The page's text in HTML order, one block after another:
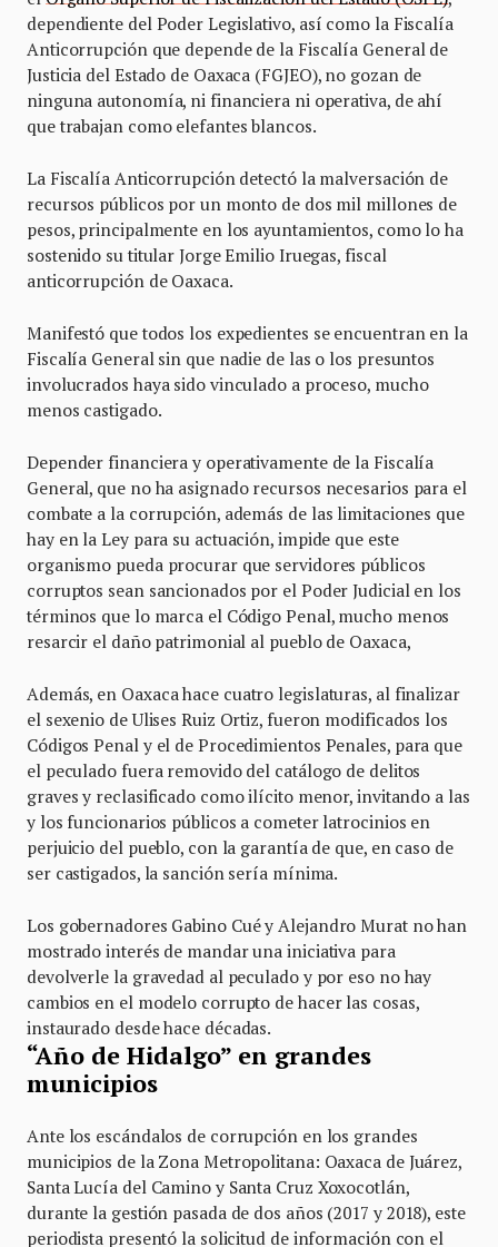
dependiente del Poder Legislativo, así como la Fiscalía
Anticorrupción que depende de la Fiscalía General de
Justicia del Estado de Oaxaca (FGJEO), no gozan de
ninguna autonomía, ni financiera ni operativa, de ahí
que trabajan como elefantes blancos.
La Fiscalía Anticorrupción detectó la malversación de
recursos públicos por un monto de dos mil millones de
pesos, principalmente en los ayuntamientos, como lo ha
sostenido su titular Jorge Emilio Iruegas, fiscal
anticorrupción de Oaxaca.
Manifestó que todos los expedientes se encuentran en la
Fiscalía General sin que nadie de las o los presuntos
involucrados haya sido vinculado a proceso, mucho
menos castigado.
Depender financiera y operativamente de la Fiscalía
General, que no ha asignado recursos necesarios para el
combate a la corrupción, además de las limitaciones que
hay en la Ley para su actuación, impide que este
organismo pueda procurar que servidores públicos
corruptos sean sancionados por el Poder Judicial en los
términos que lo marca el Código Penal, mucho menos
resarcir el daño patrimonial al pueblo de Oaxaca,
Además, en Oaxaca hace cuatro legislaturas, al finalizar
el sexenio de Ulises Ruiz Ortiz, fueron modificados los
Códigos Penal y el de Procedimientos Penales, para que
el peculado fuera removido del catálogo de delitos
graves y reclasificado como ilícito menor, invitando a las
y los funcionarios públicos a cometer latrocinios en
perjuicio del pueblo, con la garantía de que, en caso de
ser castigados, la sanción sería mínima.
Los gobernadores Gabino Cué y Alejandro Murat no han
mostrado interés de mandar una iniciativa para
devolverle la gravedad al peculado y por eso no hay
cambios en el modelo corrupto de hacer las cosas,
instaurado desde hace décadas.
“Año de Hidalgo” en grandes
municipios
Ante los escándalos de corrupción en los grandes
municipios de la Zona Metropolitana: Oaxaca de Juárez,
Santa Lucía del Camino y Santa Cruz Xoxocotlán,
durante la gestión pasada de dos años (2017 y 2018), este
periodista presentó la solicitud de información con el